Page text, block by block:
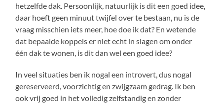
hetzelfde dak. Persoonlijk, natuurlijk is dit een goed idee,
daar hoeft geen minuut twijfel over te bestaan, nu is de
vraag misschien iets meer, hoe doe ik dat? En wetende
dat bepaalde koppels er niet echt in slagen om onder
één dak te wonen, is dit dan wel een goed idee?
In veel situaties ben ik nogal een introvert, dus nogal
gereserveerd, voorzichtig en zwijgzaam gedrag. Ik ben
ook vrij goed in het volledig zelfstandig en zonder